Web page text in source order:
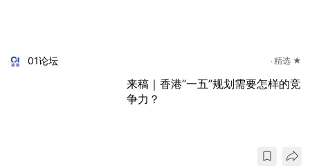
01论坛 精选 ★
来稿｜香港“一五”规划需要怎样的竞
争力？